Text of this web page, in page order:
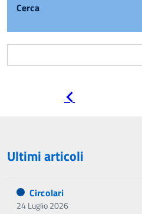
Cerca
Ultimi articoli
Circolari
24 Luglio 2026